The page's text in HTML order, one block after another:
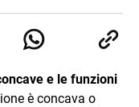
triennale in
e in Economia
per una supplenza
A47. Ho poi
e le funzioni
è concava o